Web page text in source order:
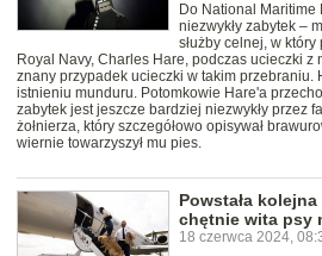
Do National Maritime
niezwykły zabytek –
służby celnej, w
Royal Navy, Charles Hare, podczas ucieczki z
znany przypadek ucieczki w takim przebraniu.
istnieniu munduru. Potomkowie Hare'a
zabytek jest jeszcze bardziej niezwykły przez
żołnierza, który szczegółowo opisywał
wiernie towarzyszył mu pies.
Powstała
chętnie wita psy
18 czerwca 2024,